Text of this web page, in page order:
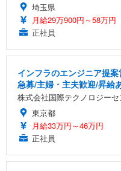
埼玉県
月給29万900円～58万円
正社員
インフラのエンジニア提
急募/主婦・主夫歓迎/昇給
株式会社国際テクノロジーセ
東京都
月給33万円～46万円
正社員